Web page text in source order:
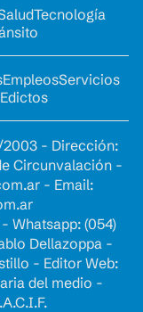
Tecnología
EmpleosServicios
Edictos
2003 - Dirección:
Circunvalación -
- Email:
Whatsapp: (054)
Dellazoppa -
- Editor Web:
del medio -